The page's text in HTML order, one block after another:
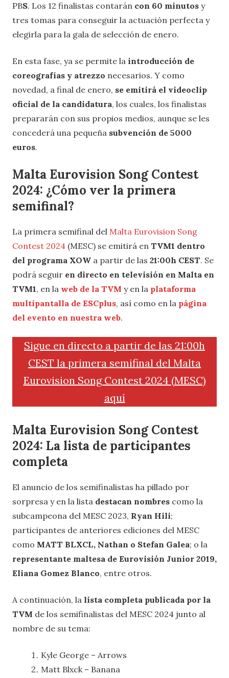
PBS. Los 12 finalistas contarán con 60 minutos y
tres tomas para conseguir la actuación perfecta y
elegirla para la gala de selección de enero.
En esta fase, ya se permite la introducción de
coreografías y atrezzo necesarios. Y como
novedad, a final de enero, se emitirá el videoclip
oficial de la candidatura, los cuales, los finalistas
prepararán con sus propios medios, aunque se les
concederá una pequeña subvención de 5000
euros.
Malta Eurovision Song Contest
2024: ¿Cómo ver la primera
semifinal?
La primera semifinal del Malta Eurovision Song
Contest 2024 (MESC) se emitirá en TVM1 dentro
del programa XOW a partir de las 21:00h CEST. Se
podrá seguir en directo en televisión en Malta en
TVM1, en la web de la TVM y en la plataforma
multipantalla de ESCplus, así como en la página
del evento en nuestra web.
Sigue en directo a partir de las 21:00h
CEST la primera semifinal del Malta
Eurovision Song Contest 2024 (MESC)
aquí
Malta Eurovision Song Contest
2024: La lista de participantes
completa
El anuncio de los semifinalistas ha pillado por
sorpresa y en la lista destacan nombres como la
subcampeona del MESC 2023, Ryan Hili;
participantes de anteriores ediciones del MESC
como MATT BLXCL, Nathan o Stefan Galea; o la
representante maltesa de Eurovisión Junior 2019,
Eliana Gomez Blanco, entre otros.
A continuación, la lista completa publicada por la
TVM de los semifinalistas del MESC 2024 junto al
nombre de su tema:
Kyle George – Arrows
Matt Blxck – Banana